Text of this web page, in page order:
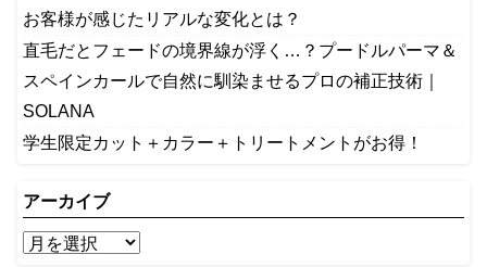
お客様が感じたリアルな変化とは？
​直毛だとフェードの境界線が浮く…？プードルパーマ＆
スペインカールで自然に馴染ませるプロの補正技術｜
SOLANA
学生限定カット＋カラー＋トリートメントがお得！
アーカイブ